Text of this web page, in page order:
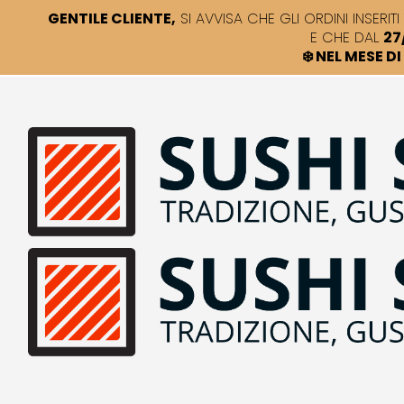
GENTILE CLIENTE, SI AVVISA CHE GLI ORDINI INSERITI
E CHE DAL
❄️ NEL MESE